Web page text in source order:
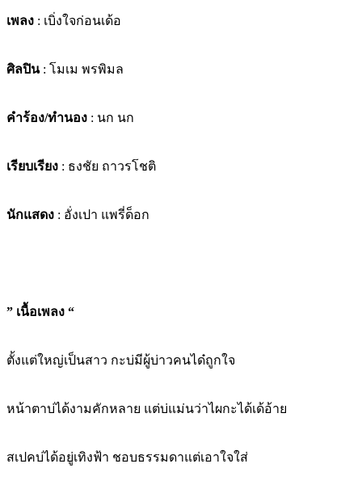
เพลง : เบิ่งใจก่อนเด้อ
ศิลปิน : โมเม พรพิมล
คำร้อง/ทำนอง : นก นก
เรียบเรียง : ธงชัย ถาวรโชติ
นักแสดง : อั่งเปา แพรี่ด็อก
” เนื้อเพลง “
ตั้งแต่ใหญ่เป็นสาว กะบ่มีผู้บ่าวคนได๋ถูกใจ
หน้าตาบ่ได้งามคักหลาย แต่บ่แม่นว่าไผกะได้เด้อ้าย
สเปคบ่ได้อยู่เทิงฟ้า ชอบธรรมดาแต่เอาใจใส่